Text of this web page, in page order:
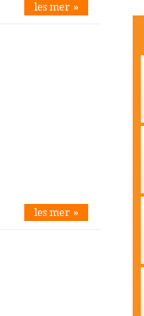
les mer »
les mer »